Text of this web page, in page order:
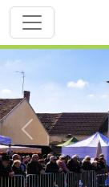
Previous